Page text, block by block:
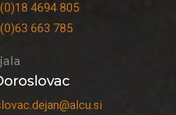
4694 805
663 785